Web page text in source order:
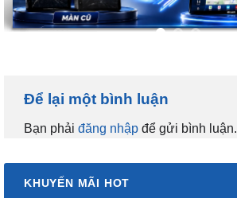
Để lại một bình luận
Bạn phải đăng nhập để gửi bình luận.
KHUYẾN MÃI HOT